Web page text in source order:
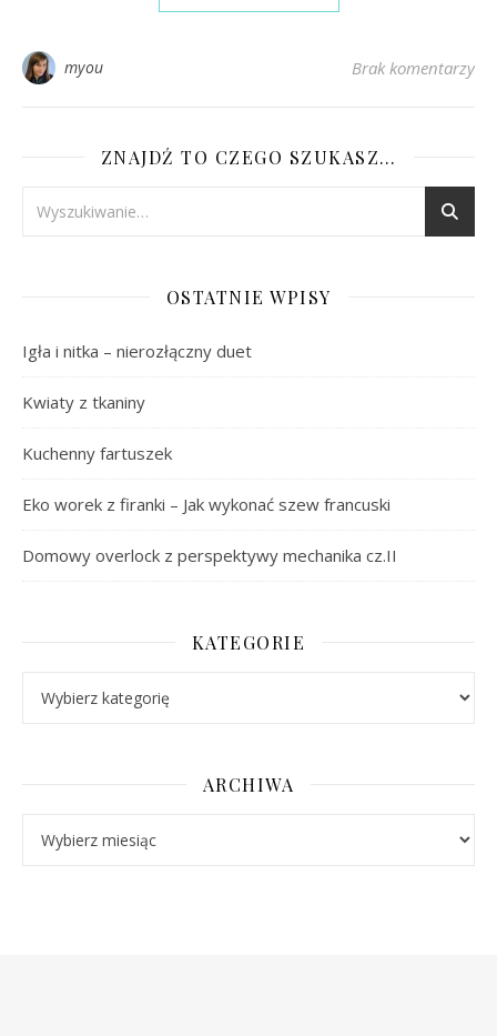
myou Brak komentarzy
ZNAJDŹ TO CZEGO SZUKASZ…
OSTATNIE WPISY
Igła i nitka – nierozłączny duet
Kwiaty z tkaniny
Kuchenny fartuszek
Eko worek z firanki – Jak wykonać szew francuski
Domowy overlock z perspektywy mechanika cz.II
KATEGORIE
ARCHIWA